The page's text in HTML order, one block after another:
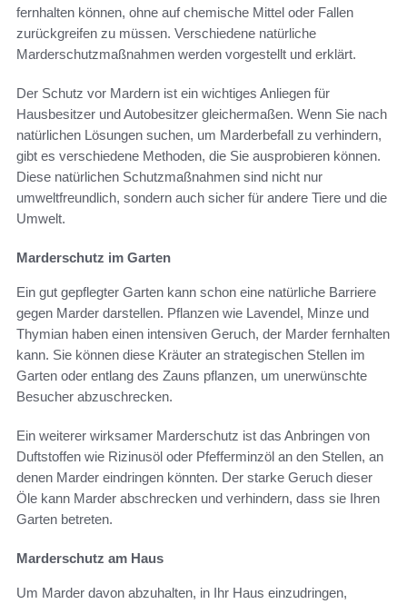
fernhalten können, ohne auf chemische Mittel oder Fallen
zurückgreifen zu müssen. Verschiedene natürliche
Marderschutzmaßnahmen werden vorgestellt und erklärt.
Der Schutz vor Mardern ist ein wichtiges Anliegen für
Hausbesitzer und Autobesitzer gleichermaßen. Wenn Sie nach
natürlichen Lösungen suchen, um Marderbefall zu verhindern,
gibt es verschiedene Methoden, die Sie ausprobieren können.
Diese natürlichen Schutzmaßnahmen sind nicht nur
umweltfreundlich, sondern auch sicher für andere Tiere und die
Umwelt.
Marderschutz im Garten
Ein gut gepflegter Garten kann schon eine natürliche Barriere
gegen Marder darstellen. Pflanzen wie Lavendel, Minze und
Thymian haben einen intensiven Geruch, der Marder fernhalten
kann. Sie können diese Kräuter an strategischen Stellen im
Garten oder entlang des Zauns pflanzen, um unerwünschte
Besucher abzuschrecken.
Ein weiterer wirksamer Marderschutz ist das Anbringen von
Duftstoffen wie Rizinusöl oder Pfefferminzöl an den Stellen, an
denen Marder eindringen könnten. Der starke Geruch dieser
Öle kann Marder abschrecken und verhindern, dass sie Ihren
Garten betreten.
Marderschutz am Haus
Um Marder davon abzuhalten, in Ihr Haus einzudringen,